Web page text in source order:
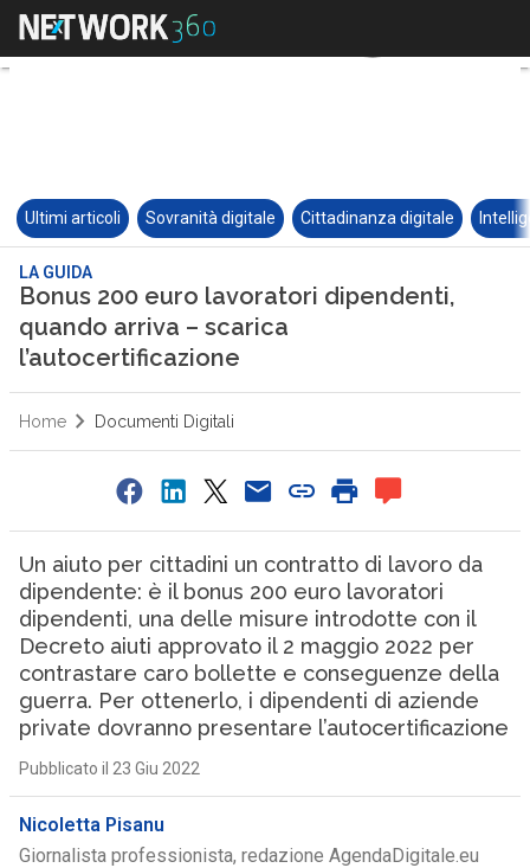
Ultimi articoli Sovranità digitale Cittadinanza digitale
LA GUIDA
Bonus 200 euro lavoratori dipendenti,
quando arriva – scarica
l’autocertificazione
Home Documenti Digitali
Un aiuto per cittadini un contratto di lavoro da
dipendente: è il bonus 200 euro lavoratori
dipendenti, una delle misure introdotte con il
Decreto aiuti approvato il 2 maggio 2022 per
contrastare caro bollette e conseguenze della
guerra. Per ottenerlo, i dipendenti di aziende
private dovranno presentare l’autocertificazione
Pubblicato il 23 Giu 2022
Nicoletta Pisanu
Giornalista professionista, redazione AgendaDigitale.eu